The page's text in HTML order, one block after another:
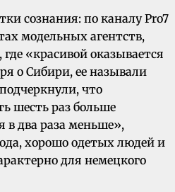
сознания: по каналу Pro7
модельных агентств,
«красивой оказывается
о Сибири, ее называли
что
шесть раз больше
в два раза меньше»,
хорошо одетых людей и
для немецкого